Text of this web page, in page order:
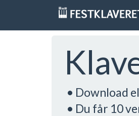
• Download
• Du får 10